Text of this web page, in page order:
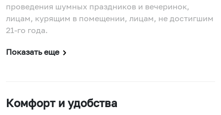
проведения шумных праздников и вечеринок,
лицам, курящим в помещении, лицам, не достигшим
21-го года.
Показать еще
Комфорт и удобства